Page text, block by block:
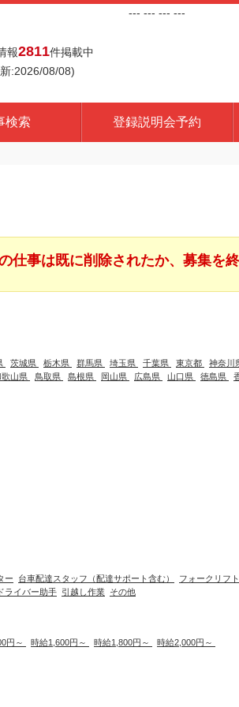
--- --- --- ---
報2811件掲載中
:2026/08/08)
検索 登録説明会予約
仕事は既に削除されたか、募集を
茨城県 栃木県 群馬県 埼玉県 千葉県 東京都 神奈川
歌山県 鳥取県 島根県 岡山県 広島県 山口県 徳島県
ー 台車配達スタッフ（配達サポート含む） フォークリフト
ドライバー助手 引越し作業 その他
円～ 時給1,600円～ 時給1,800円～ 時給2,000円～